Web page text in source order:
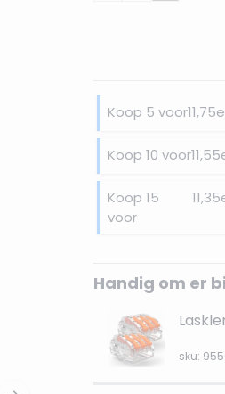
Koop 5 voor11,75
Koop 10 voor11,55
Koop 15
voor
11,35
Handig om er
sku: